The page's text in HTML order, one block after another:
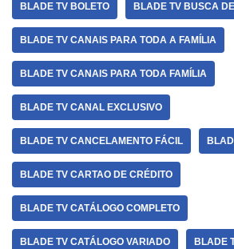
BLADE TV BOLETO BLADE TV BUSCA
BLADE TV CANAIS PARA TODA A FAMÍLIA
BLADE TV CANAIS PARA TODA FAMÍLIA
BLADE TV CANAL EXCLUSIVO
BLADE TV CANCELAMENTO FÁCIL
BLADE TV CARTAO DE CRÉDITO
BLADE TV CATÁLOGO COMPLETO
BLADE TV CATÁLOGO VARIADO BLADE